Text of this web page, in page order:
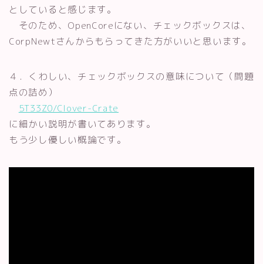
としていると感じます。
そのため、OpenCoreにない、チェックボックスは、
CorpNewtさんからもらってきた方がいいと思います。
４．くわしい、チェックボックスの意味について（問題
点の詰め）
5T33Z0/Clover-Crate
に細かい説明が書いてあります。
もう少し優しい概論です。